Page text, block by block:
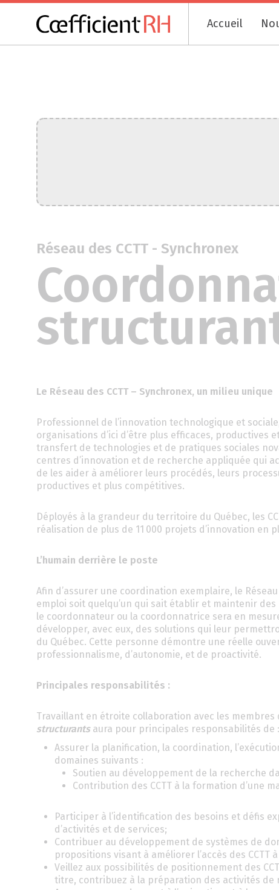
Accueil
Réseau des CCTT - Synchronex
Le Réseau des CCTT – Synchronex, un milieu unique
Professionnel de l’innovation technologique et
organisations d’ici d’être plus efficaces, productives
transfert de technologies et de pratiques sociales
centres d’innovation et de recherche appliquée qui
de les aider à améliorer leurs procédés, leurs
productives et plus compétitives.
Déployés à la grandeur du territoire du Québec, les
réalisation de plus de 11 000 projets d’innovation en
L’humain derrière le poste
Afin d’assurer une coordination exemplaire, le
emploi soit quelqu’un qui sait établir et maintenir
le coordonnateur ou la coordonnatrice sera en
développer, avec eux, des solutions qui leur
du Québec. Cette personne démontre une réelle
professionnalisme, d’autonomie, et de proactivité.
Principales responsabilités :
Travaillant en étroite collaboration avec les membres
structurantsaura pour principales responsabilités de :
Assurer la planification, la coordination,
domaines suivants :
Soutien au développement de la recherche
Contribution des CCTT à la formation d’une
Participer à l’identification des besoins et défis
d’activités et de services;
Contribuer au développement de systèmes de
propositions visant à améliorer l’accès des
Veillez aux possibilités de positionnement des
titre, contribuez à la préparation des activités